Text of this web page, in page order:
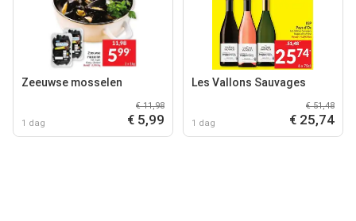
Zeeuwse mosselen
1 dag
€ 11,98
€ 5,99
Les Vallons Sauvages
1 dag
€ 51,48
€ 25,74